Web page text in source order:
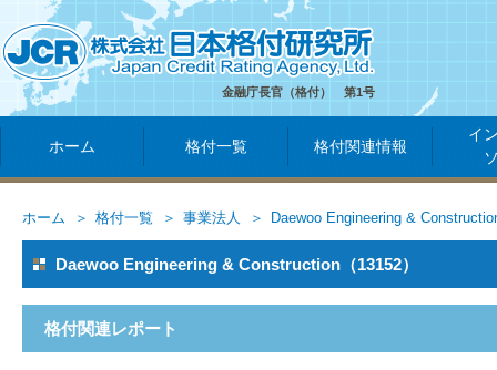
金融庁長官（格付） 第1号
ホーム 格付一覧 格付関連情報
イ
ホーム 格付一覧 事業法人 Daewoo Engineering &
Daewoo Engineering & Construction（13152）
格付関連レポート